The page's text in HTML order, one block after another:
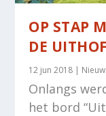
OP STAP
DE
12 jun 2018 |
Onlangs
het bord